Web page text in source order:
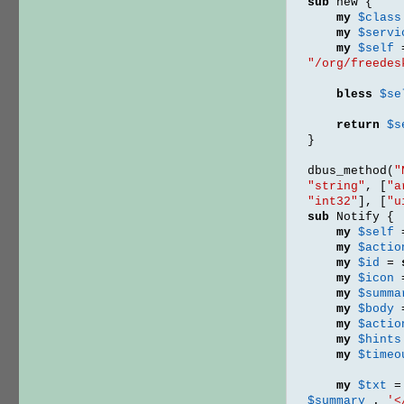
my $class
my
my $self
"/org/
bless
return
}
dbus_method (
"string" , [
"int32"
], [
sub Notify {
my $self
my
my $id =
my $icon
my
my $body
my
my $hints
my
my $txt =
$summary
.